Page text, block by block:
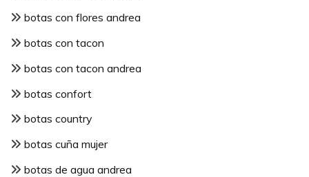
botas con flores andrea
botas con tacon
botas con tacon andrea
botas confort
botas country
botas cuña mujer
botas de agua andrea